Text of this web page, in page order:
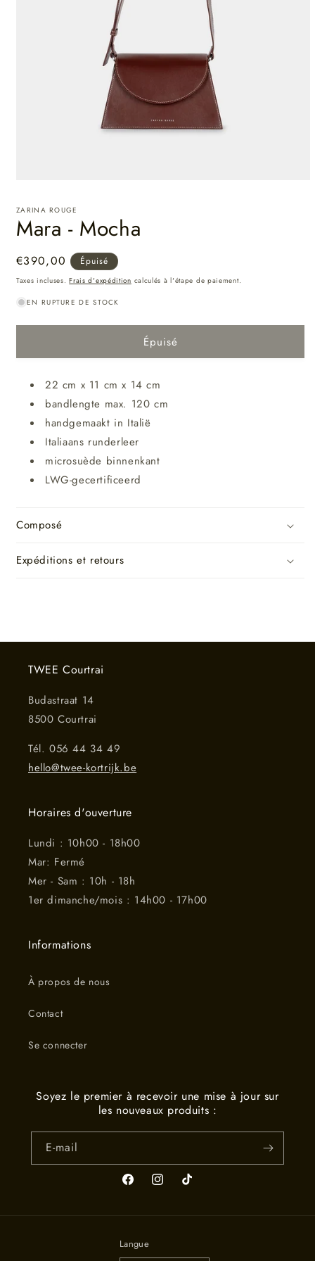
ZARINA ROUGE
Mara - Mocha
Prix
habituel
€390,00 Épuisé
Taxes incluses.Frais d'expédition calculés à l'étape de paiement.
EN RUPTURE DE STOCK
Épuisé
22 cm x 11 cm x 14 cm
bandlengte max. 120 cm
handgemaakt in Italië
Italiaans runderleer
microsuède binnenkant
LWG-gecertificeerd
Composé
Expéditions et retours
TWEE Courtrai
Budastraat 14
8500 Courtrai
Tél. 056 44 34 49
hello@twee-kortrijk.be
Horaires d'ouverture
Lundi : 10h00 - 18h00
Mar: Fermé
Mer - Sam : 10h - 18h
1er dimanche/mois : 14h00 - 17h00
Informations
À propos de nous
Contact
Se connecter
Soyez le premier à recevoir une mise à jour sur
les nouveaux produits :
E-mail
FacebookInstagramTikTok
Langue